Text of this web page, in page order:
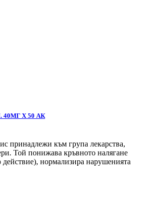
Х 50 АК
принадлежи към група лекарства,
Той понижава кръвното налягане
нормализира нарушенията